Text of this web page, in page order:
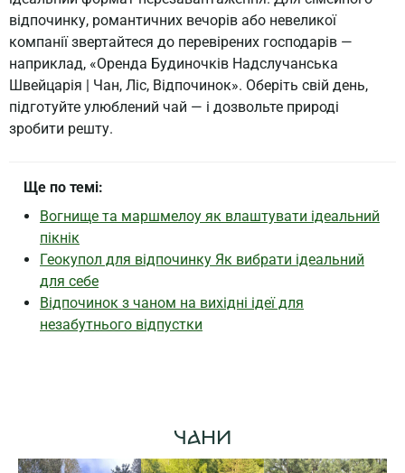
відпочинку, романтичних вечорів або невеликої
компанії звертайтеся до перевірених господарів —
наприклад, «Оренда Будиночків Надслучанська
Швейцарія | Чан, Ліс, Відпочинок». Оберіть свій день,
підготуйте улюблений чай — і дозвольте природі
зробити решту.
Ще по темі:
Вогнище та маршмелоу як влаштувати ідеальний
пікнік
Геокупол для відпочинку Як вибрати ідеальний
для себе
Відпочинок з чаном на вихідні ідеї для
незабутнього відпустки
ЧАНИ